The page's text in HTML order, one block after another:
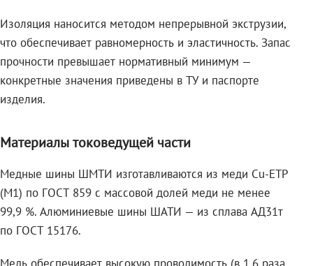
Изоляция наносится методом непрерывной экструзии,
что обеспечивает равномерность и эластичность. Запас
прочности превышает нормативный минимум —
конкретные значения приведены в ТУ и паспорте
изделия.
Материалы токоведущей части
Медные шины ШМТИ изготавливаются из меди Cu-ETP
(M1) по ГОСТ 859 с массовой долей меди не менее
99,9 %. Алюминиевые шины ШАТИ — из сплава АД31т
по ГОСТ 15176.